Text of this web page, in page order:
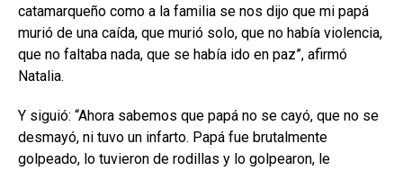
catamarqueño como a la familia se nos dijo que mi papá
murió de una caída, que murió solo, que no había violencia,
que no faltaba nada, que se había ido en paz”, afirmó
Natalia.
Y siguió: “Ahora sabemos que papá no se cayó, que no se
desmayó, ni tuvo un infarto. Papá fue brutalmente
golpeado, lo tuvieron de rodillas y lo golpearon, le